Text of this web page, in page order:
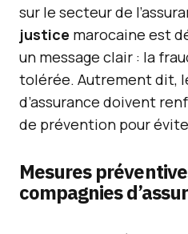
sur le secteur de
justice marocaine est
un message clair : la
tolérée. Autrement dit,
d’assurance doivent
de prévention pour
Mesures
compagnies